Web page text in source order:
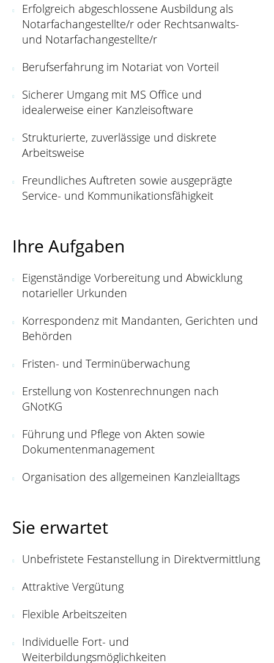
Erfolgreich abgeschlossene Ausbildung als
Notarfachangestellte/r oder Rechtsanwalts-
und Notarfachangestellte/r
Berufserfahrung im Notariat von Vorteil
Sicherer Umgang mit MS Office und
idealerweise einer Kanzleisoftware
Strukturierte, zuverlässige und diskrete
Arbeitsweise
Freundliches Auftreten sowie ausgeprägte
Service- und Kommunikationsfähigkeit
Ihre Aufgaben
Eigenständige Vorbereitung und Abwicklung
notarieller Urkunden
Korrespondenz mit Mandanten, Gerichten und
Behörden
Fristen- und Terminüberwachung
Erstellung von Kostenrechnungen nach
GNotKG
Führung und Pflege von Akten sowie
Dokumentenmanagement
Organisation des allgemeinen Kanzleialltags
Sie erwartet
Unbefristete Festanstellung in Direktvermittlung
Attraktive Vergütung
Flexible Arbeitszeiten
Individuelle Fort- und
Weiterbildungsmöglichkeiten